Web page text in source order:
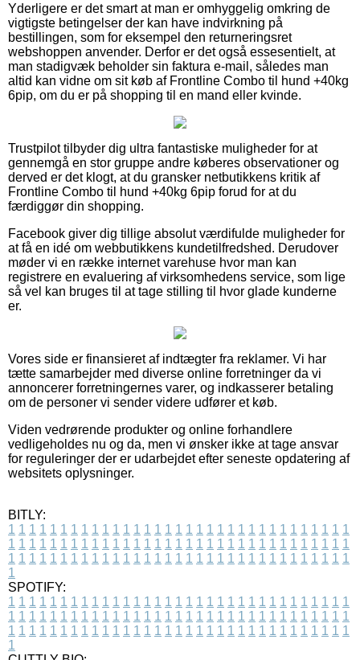
Yderligere er det smart at man er omhyggelig omkring de
vigtigste betingelser der kan have indvirkning på
bestillingen, som for eksempel den returneringsret
webshoppen anvender. Derfor er det også essesentielt, at
man stadigvæk beholder sin faktura e-mail, således man
altid kan vidne om sit køb af Frontline Combo til hund +40kg
6pip, om du er på shopping til en mand eller kvinde.
Trustpilot tilbyder dig ultra fantastiske muligheder for at
gennemgå en stor gruppe andre køberes observationer og
derved er det klogt, at du gransker netbutikkens kritik af
Frontline Combo til hund +40kg 6pip forud for at du
færdiggør din shopping.
Facebook giver dig tillige absolut værdifulde muligheder for
at få en idé om webbutikkens kundetilfredshed. Derudover
møder vi en række internet varehuse hvor man kan
registrere en evaluering af virksomhedens service, som lige
så vel kan bruges til at tage stilling til hvor glade kunderne
er.
Vores side er finansieret af indtægter fra reklamer. Vi har
tætte samarbejder med diverse online forretninger da vi
annoncerer forretningernes varer, og indkasserer betaling
om de personer vi sender videre udfører et køb.
Viden vedrørende produkter og online forhandlere
vedligeholdes nu og da, men vi ønsker ikke at tage ansvar
for reguleringer der er udarbejdet efter seneste opdatering af
websitets oplysninger.
BITLY:
1 1 1 1 1 1 1 1 1 1 1 1 1 1 1 1 1 1 1 1 1 1 1 1 1 1 1 1 1 1 1 1 1
1 1 1 1 1 1 1 1 1 1 1 1 1 1 1 1 1 1 1 1 1 1 1 1 1 1 1 1 1 1 1 1 1
1 1 1 1 1 1 1 1 1 1 1 1 1 1 1 1 1 1 1 1 1 1 1 1 1 1 1 1 1 1 1 1 1
1
SPOTIFY:
1 1 1 1 1 1 1 1 1 1 1 1 1 1 1 1 1 1 1 1 1 1 1 1 1 1 1 1 1 1 1 1 1
1 1 1 1 1 1 1 1 1 1 1 1 1 1 1 1 1 1 1 1 1 1 1 1 1 1 1 1 1 1 1 1 1
1 1 1 1 1 1 1 1 1 1 1 1 1 1 1 1 1 1 1 1 1 1 1 1 1 1 1 1 1 1 1 1 1
1